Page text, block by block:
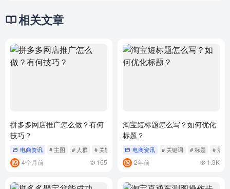
相关文章
拼多多网店推广怎么做？有何
技巧？
电商资讯 # 主图 # 人群 # 关键词
4个月前 165
淘宝短标题怎么写？如何优化
标题？
电商资讯 # 关键词 # 标题 # 活动
2年前 1.3K